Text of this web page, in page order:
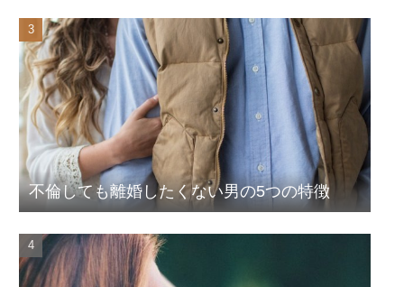
不倫しても離婚したくない男の5つの特徴